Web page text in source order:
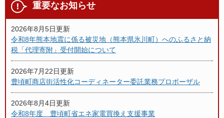
重要なお知らせ
2026年8月5日更新
令和8年熊本地震に係る被災地（熊本県氷川町）へのふるさと納
税「代理寄附」受付開始について
2026年7月22日更新
豊頃町商店街活性化コーディネーター委託業務プロポーザル
2026年8月4日更新
令和8年度 豊頃町省エネ家電買換え支援事業